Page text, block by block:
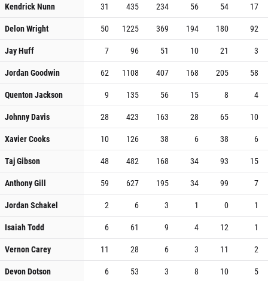
Kendrick Nunn
31 435 234 56 54
17
Delon Wright
50 1225 369 194 180
92
Jay Huff
7 96 51 10 21
3
Jordan Goodwin
62 1108 407 168 205
58
Quenton Jackson
9 135 56 15 8
4
Johnny Davis
28 423 163 28 65
10
Xavier Cooks
10 126 38 6 38
6
Taj Gibson
48 482 168 34 93
15
Anthony Gill
59 627 195 34 99
7
Jordan Schakel
2 6 3 1 0
1
Isaiah Todd
6 61 9 4 12
1
Vernon Carey
11 28 6 3 11
2
Devon Dotson
6 53 3 8 10
5